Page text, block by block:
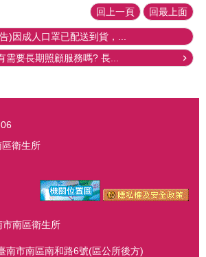
回上一頁 回最上面
)因成人口罩已配送到貨，...
需要長期照顧服務嗎? 長...
衛生所
南區衛生所
南市南區南和路6號(區公所後方)